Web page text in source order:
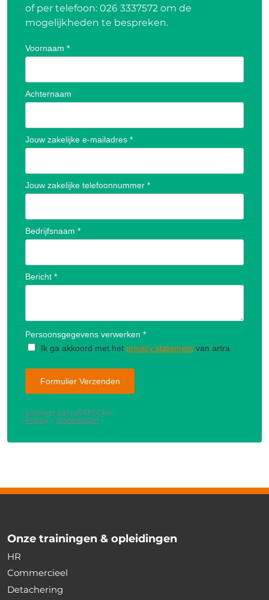
of per telefoon: 026 3337572 om de
mogelijkheden te bespreken.
Onze trainingen & opleidingen
HR
Commercieel
Detachering